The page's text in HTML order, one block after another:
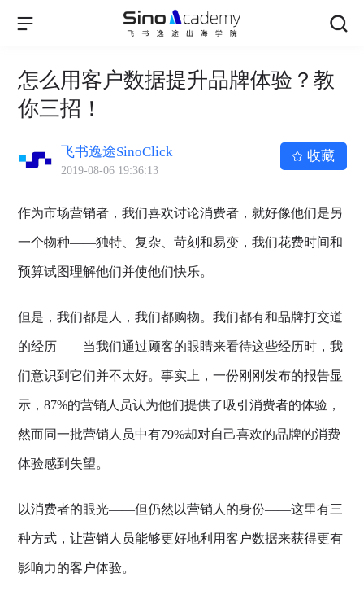
怎么用客户数据提升品牌体验？教
你三招！
飞书逸途SinoClick
2019-08-06 19:36:13
收藏
作为市场营销者，我们喜欢讨论消费者，就好像他们是另
一个物种——独特、复杂、苛刻和易变，我们花费时间和
预算试图理解他们并使他们快乐。
但是，我们都是人，我们都购物。我们都有和品牌打交道
的经历——当我们通过顾客的眼睛来看待这些经历时，我
们意识到它们并不太好。事实上，一份刚刚发布的报告显
示，87%的营销人员认为他们提供了吸引消费者的体验，
然而同一批营销人员中有79%却对自己喜欢的品牌的消费
体验感到失望。
以消费者的眼光——但仍然以营销人的身份——这里有三
种方式，让营销人员能够更好地利用客户数据来获得更有
影响力的客户体验。